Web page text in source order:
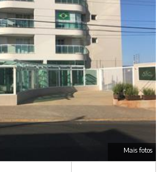
Mais fotos